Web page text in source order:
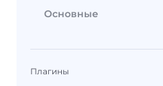
Основные
Плагины